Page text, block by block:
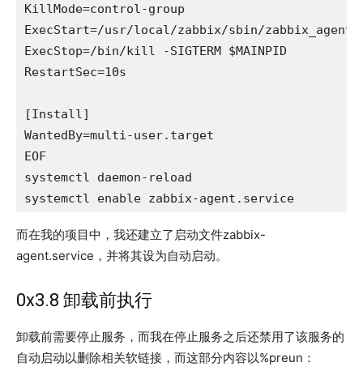
KillMode=control-group
ExecStart=/usr/local/zabbix/sbin/zabbix_agentd -
ExecStop=/bin/kill -SIGTERM $MAINPID
RestartSec=10s
[Install]
WantedBy=multi-user.target
EOF
systemctl daemon-reload
systemctl enable zabbix-agent.service
而在我的项目中，我还建立了启动文件zabbix-
agent.service，并将其设为自动启动。
0x3.8 卸载前执行
卸载前需要停止服务，而我在停止服务之后还禁用了该服务的
自动启动以删除相关软链接，而这部分内容以%preun：